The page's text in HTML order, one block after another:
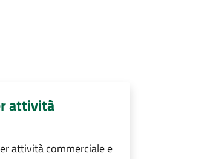
attività
attività commerciale e